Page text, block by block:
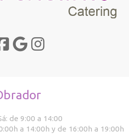
de 9:00 a 14:00
a 14:00h y de 16:00h a 19:00h